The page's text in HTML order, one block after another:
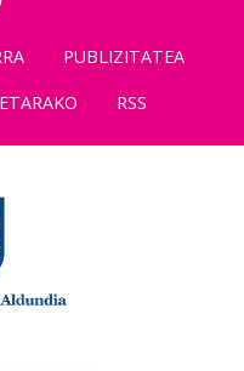
PUBLIZITATEA
RSS